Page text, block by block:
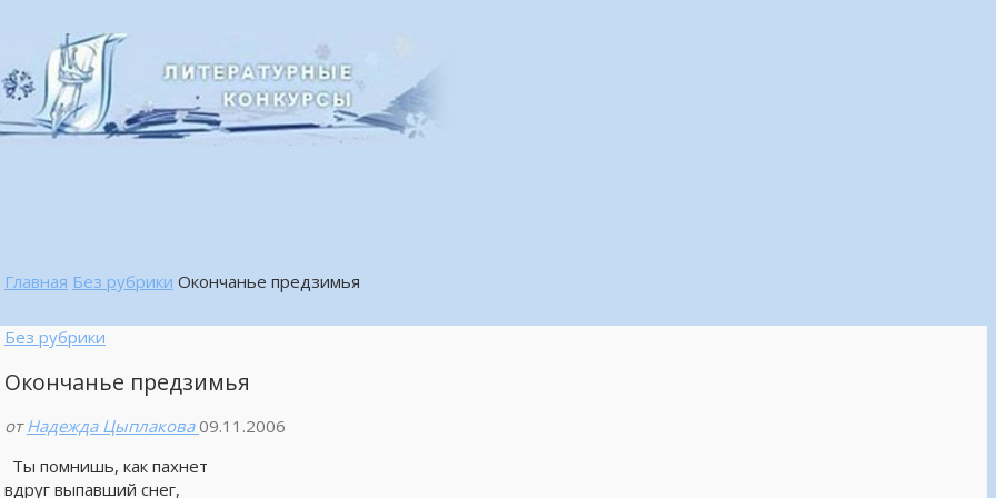
Главная Без рубрики Окончанье предзимья
Без рубрики
Окончанье предзимья
от Надежда Цыплакова 09.11.2006
Ты помнишь, как пахнет
вдруг выпавший снег,